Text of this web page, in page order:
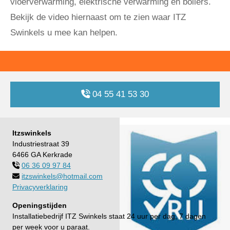
Bekijk de video hiernaast om te zien waar ITZ
Swinkels u mee kan helpen.
04 55 41 53 30
Itzswinkels
Industriestraat 39
6466 GA Kerkrade
 06 36 09 97 84
 itzswinkels@hotmail.com
Privacyverklaring
Openingstijden
Installatiebedrijf ITZ Swinkels staat 24 uur per dag, 7 dagen
per week voor u paraat.